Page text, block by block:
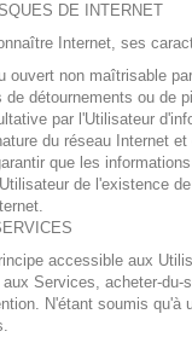
DE INTERNET
Internet, ses
ouvert non maîtrisable
détournements ou de
par l'Utilisateur
du réseau Internet
que les
de l'existence
accessible aux
Services, acheter-
N'étant soumis qu'à